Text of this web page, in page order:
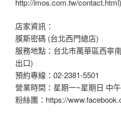
http://imos.com.tw/contact.html)
店家資訊：
膜斯密碼 (台北西門總店)
服務地點：台北市萬華區西寧
出口)
預約專線：02-2381-5501
營業時間：星期一~星期日 中
粉絲團：https://